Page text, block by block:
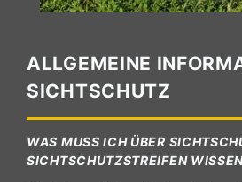
ALLGEMEINE
SICHTSCHUTZ
WAS MUSS ICH ÜBER
SICHTSCHUTZSTREIFEN